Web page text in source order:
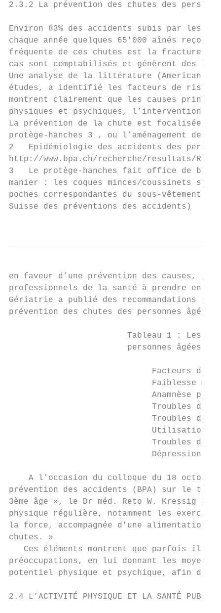
2.3.2 La prévention des chutes des
Environ 83% des accidents subis par les
chaque année quelques 65'000 aînés
fréquente de ces chutes est la fracture de
cas sont comptabilisés et génèrent des
Une analyse de la littérature (American
études, a identifié les facteurs de risque
montrent clairement que les causes
physiques et psychiques, l’intervention
La prévention de la chute est focalisée
protège-hanches 3 , ou l’aménagement
2   Epidémiologie des accidents des
http://www.bpa.ch/recherche/resultats/
3   Le protège-hanches fait office de
manier : les coques minces/coussinets
poches correspondantes du sous-
Suisse des préventions des accidents)
en faveur d’une prévention des causes,
professionnels de la santé à prendre en
Gériatrie a publié des recommandations
prévention des chutes des personnes
Tableau 1 : Les
personnes âgées
Facteurs de
Faiblesse
Anamnèse
Troubles de
Troubles de
Utilisation
Troubles de
Dépression
A l’occasion du colloque du 18
prévention des accidents (BPA) sur le
3ème âge », le Dr méd. Reto W. Kressig
physique régulière, notamment les
la force, accompagnée d'une
chutes. »
Ces éléments montrent que parfois il
préoccupations, en lui donnant les moyens
potentiel physique et psychique, afin de
2.4 L’ACTIVITÉ PHYSIQUE ET LA SANTÉ